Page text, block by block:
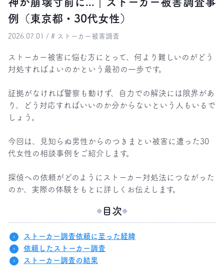
例（東京都・30代女性）
2026.07.01 / # ストーカー被害調査
ストーカー被害に悩む方にとって、何より難しいのがどう
対処すればよいのかという最初の一歩です。
証拠がなければ警察も動けず、自力での解決には限界があ
り、どう対応すればいいのか分からないという人もいるで
しょう。
今回は、見知らぬ男性からのつきまとい被害に遭った30
代女性の相談事例をご紹介します。
探偵への依頼がどのようにストーカー対処法につながった
のか、実際の体験をもとに詳しくお伝えします。
目次
ストーカー調査依頼に至った経緯
依頼したストーカー調査
ストーカー調査の結果